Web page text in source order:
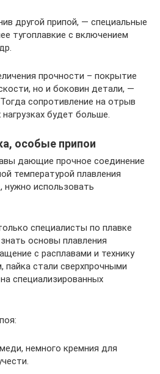
другой припой, — специальные
тугоплавкие с включением
прочности – покрытие
но и боковин детали, —
сопротивление на отрыв
будет больше.
особые припои
дающие прочное соединение
температурой плавления
нужно использовать
специалисты по плавке
основы плавления
с расплавами и технику
стали сверхпрочными
специализированных
немного кремния для